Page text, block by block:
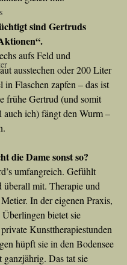
sind Gertruds
aufs Feld und
ausstechen oder 200 Liter
in Flaschen zapfen – das ist
frühe Gertrud (und somit
auch ich) fängt den Wurm –
die Dame sonst so?
umfangreich. Gefühlt
überall mit. Therapie und
In der eigenen Praxis,
Überlingen bietet sie
Kunsttherapiestunden
hüpft sie in den Bodensee
Das tat sie